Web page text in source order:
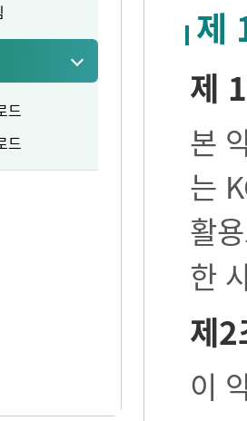
드
드
제
제
본
는
활
한
제2
이